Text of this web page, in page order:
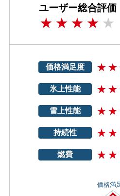
ユーザー総合評価
価格満足度
氷上性能
雪上性能
持続性
燃費